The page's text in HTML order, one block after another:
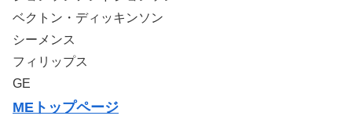
ベクトン・ディッキンソン
シーメンス
フィリップス
GE
MEトップページ